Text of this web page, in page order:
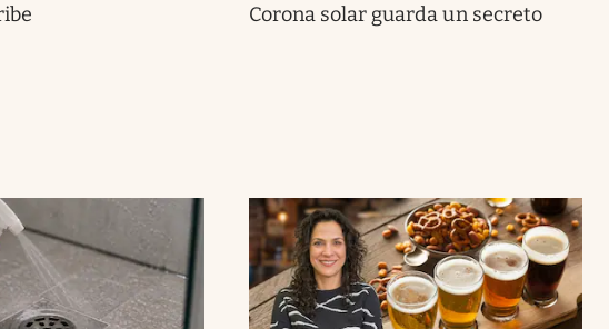
Corona solar guarda un secreto